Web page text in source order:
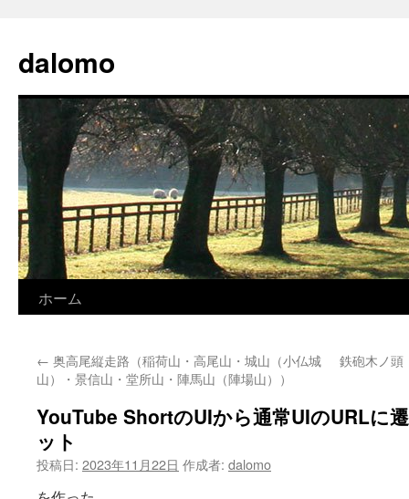
テ
ン
ス
キ
ッ
プ
dalomo
ホーム
← 奥高尾縦走路（稲荷山・高尾山・城山（小仏城
山）・景信山・堂所山・陣馬山（陣場山））
鉄砲木ノ頭
YouTube ShortのUIから通常UIのURLに
ット
投稿日: 2023年11月22日 作成者: dalomo